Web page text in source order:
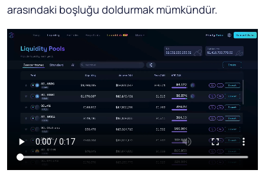
arasındaki boşluğu doldurmak mümkündür.